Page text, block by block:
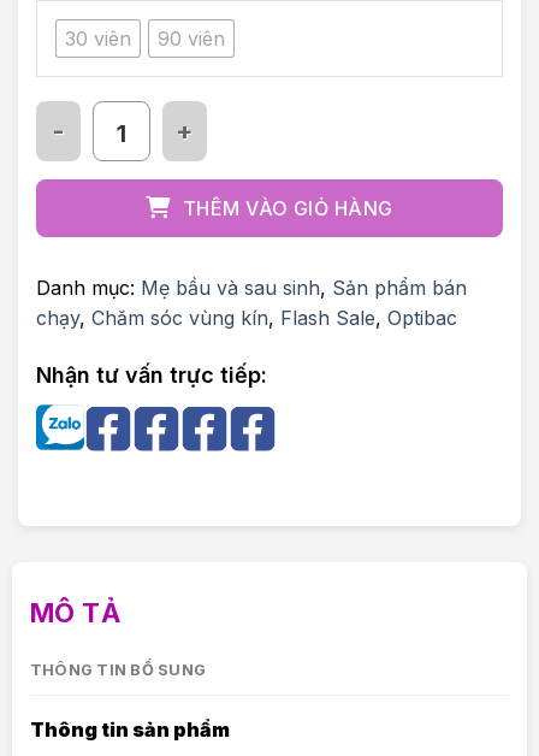
30 viên 90 viên
Men vi sinh Optibac for women số lượng
THÊM VÀO GIỎ HÀNG
Danh mục: Mẹ bầu và sau sinh, Sản phẩm bán
chạy, Chăm sóc vùng kín, Flash Sale, Optibac
Nhận tư vấn trực tiếp:
MÔ TẢ
THÔNG TIN BỔ SUNG
Thông tin sản phẩm